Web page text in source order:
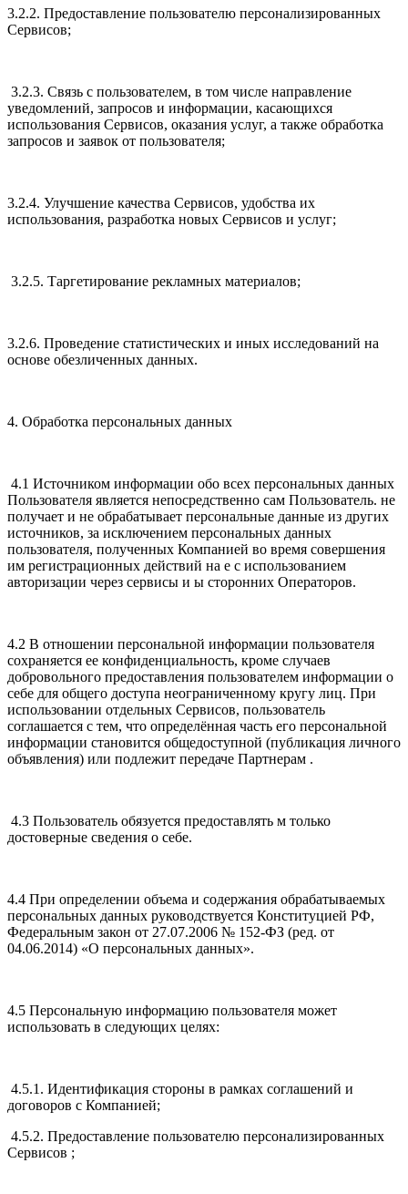
3.2.2. Предоставление пользователю персонализированных
Сервисов;
3.2.3. Связь с пользователем, в том числе направление
уведомлений, запросов и информации, касающихся
использования Сервисов, оказания услуг, а также обработка
запросов и заявок от пользователя;
3.2.4. Улучшение качества Сервисов, удобства их
использования, разработка новых Сервисов и услуг;
3.2.5. Таргетирование рекламных материалов;
3.2.6. Проведение статистических и иных исследований на
основе обезличенных данных.
4. Обработка персональных данных
4.1 Источником информации обо всех персональных данных
Пользователя является непосредственно сам Пользователь. не
получает и не обрабатывает персональные данные из других
источников, за исключением персональных данных
пользователя, полученных Компанией во время совершения
им регистрационных действий на е с использованием
авторизации через сервисы и ы сторонних Операторов.
4.2 В отношении персональной информации пользователя
сохраняется ее конфиденциальность, кроме случаев
добровольного предоставления пользователем информации о
себе для общего доступа неограниченному кругу лиц. При
использовании отдельных Сервисов, пользователь
соглашается с тем, что определённая часть его персональной
информации становится общедоступной (публикация личного
объявления) или подлежит передаче Партнерам .
4.3 Пользователь обязуется предоставлять м только
достоверные сведения о себе.
4.4 При определении объема и содержания обрабатываемых
персональных данных руководствуется Конституцией РФ,
Федеральным закон от 27.07.2006 № 152-ФЗ (ред. от
04.06.2014) «О персональных данных».
4.5 Персональную информацию пользователя может
использовать в следующих целях:
4.5.1. Идентификация стороны в рамках соглашений и
договоров с Компанией;
4.5.2. Предоставление пользователю персонализированных
Сервисов ;